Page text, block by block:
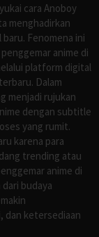
cara Anoboy
menghadirkan
Fenomena ini
anime di
platform digital
Dalam
menjadi rujukan
dengan subtitle
yang rumit.
karena para
trending atau
anime di
budaya
dan ketersediaan